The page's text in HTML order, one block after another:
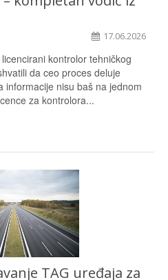
17.06.2026
kontrolor tehničkog
da ceo proces deluje
informacije nisu baš na jednom
za kontrolora...
TAG uređaja za